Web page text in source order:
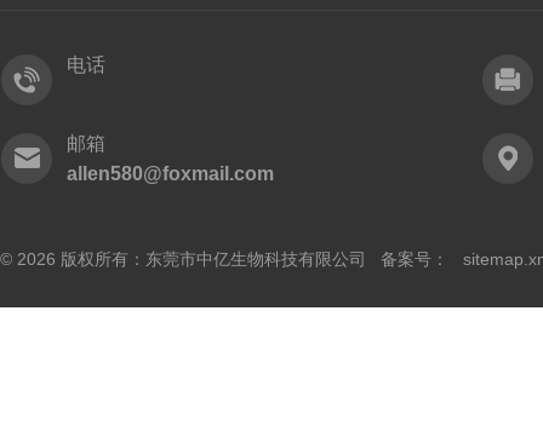
电话
邮箱
allen580@foxmail.com
© 2026 版权所有：东莞市中亿生物科技有限公司 备案号：